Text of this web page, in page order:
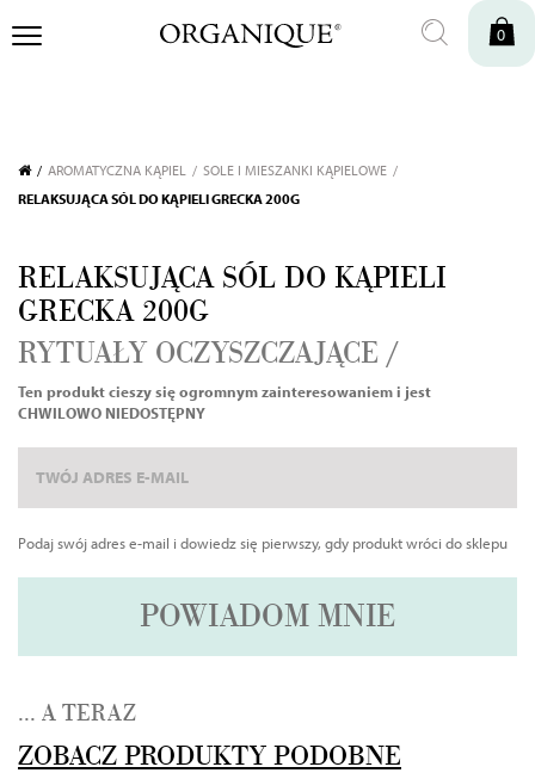
Sprawdź dostępność w sklepie stacjonarnym 0
AROMATYCZNA KĄPIEL
SOLE I MIESZANKI KĄPIELOWE
RELAKSUJĄCA SÓL DO KĄPIELI GRECKA 200G
RELAKSUJĄCA SÓL DO KĄPIELI
GRECKA 200G
RYTUAŁY OCZYSZCZAJĄCE /
Ten produkt cieszy się ogromnym zainteresowaniem i jest
CHWILOWO NIEDOSTĘPNY
Podaj swój adres e-mail i dowiedz się pierwszy, gdy produkt wróci do sklepu
POWIADOM MNIE
... A TERAZ
ZOBACZ PRODUKTY PODOBNE